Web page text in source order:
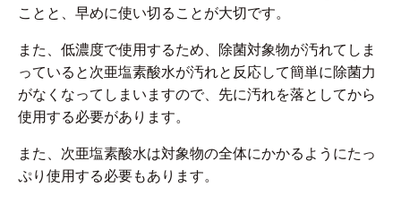
ことと、早めに使い切ることが大切です。
また、低濃度で使用するため、除菌対象物が汚れてしま
っていると次亜塩素酸水が汚れと反応して簡単に除菌力
がなくなってしまいますので、先に汚れを落としてから
使用する必要があります。
また、次亜塩素酸水は対象物の全体にかかるようにたっ
ぷり使用する必要もあります。